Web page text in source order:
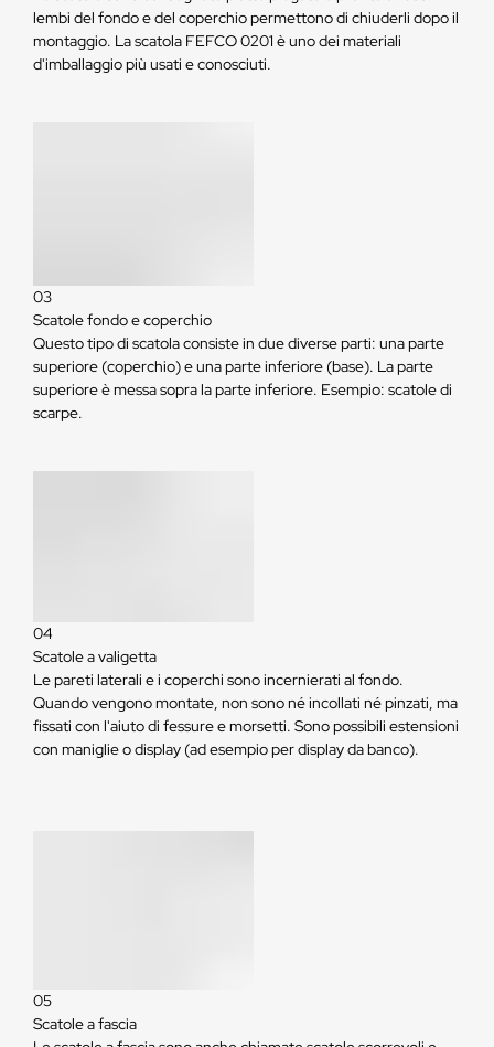
lembi del fondo e del coperchio permettono di chiuderli dopo il
montaggio. La scatola FEFCO 0201 è uno dei materiali
d'imballaggio più usati e conosciuti.
03
Scatole fondo e coperchio
Questo tipo di scatola consiste in due diverse parti: una parte
superiore (coperchio) e una parte inferiore (base). La parte
superiore è messa sopra la parte inferiore. Esempio: scatole di
scarpe.
04
Scatole a valigetta
Le pareti laterali e i coperchi sono incernierati al fondo.
Quando vengono montate, non sono né incollati né pinzati, ma
fissati con l'aiuto di fessure e morsetti. Sono possibili estensioni
con maniglie o display (ad esempio per display da banco).
05
Scatole a fascia